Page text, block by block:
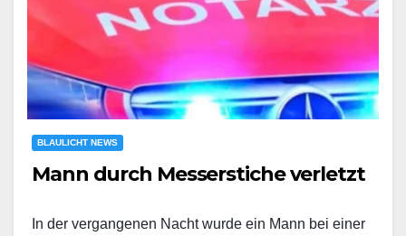
BLAULICHT NEWS
Mann durch Messerstiche verletzt
In der vergangenen Nacht wurde ein Mann bei einer